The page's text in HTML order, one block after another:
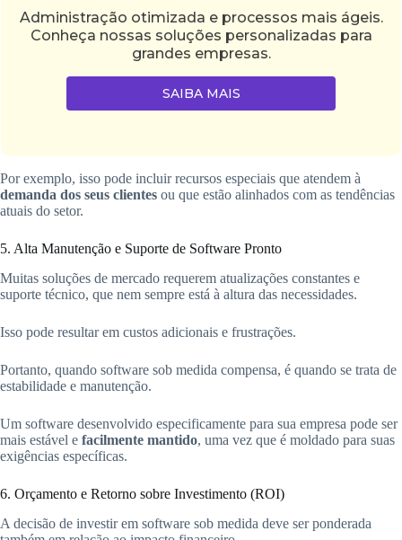
Administração otimizada e processos mais ágeis.
Conheça nossas soluções personalizadas para
grandes empresas.
SAIBA MAIS
Por exemplo, isso pode incluir recursos especiais que atendem à
demanda dos seus clientes ou que estão alinhados com as tendências
atuais do setor.
5. Alta Manutenção e Suporte de Software Pronto
Muitas soluções de mercado requerem atualizações constantes e
suporte técnico, que nem sempre está à altura das necessidades.
Isso pode resultar em custos adicionais e frustrações.
Portanto, quando software sob medida compensa, é quando se trata de
estabilidade e manutenção.
Um software desenvolvido especificamente para sua empresa pode ser
mais estável e facilmente mantido, uma vez que é moldado para suas
exigências específicas.
6. Orçamento e Retorno sobre Investimento (ROI)
A decisão de investir em software sob medida deve ser ponderada